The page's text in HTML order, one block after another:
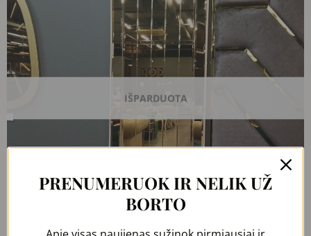
IŠPARDUOTA
PRENUMERUOK IR NELIK UŽ
BORTO